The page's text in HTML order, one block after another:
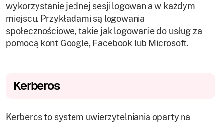
wykorzystanie jednej sesji logowania w każdym
miejscu. Przykładami są logowania
społecznościowe, takie jak logowanie do usług za
pomocą kont Google, Facebook lub Microsoft.
Kerberos
Kerberos to system uwierzytelniania oparty na